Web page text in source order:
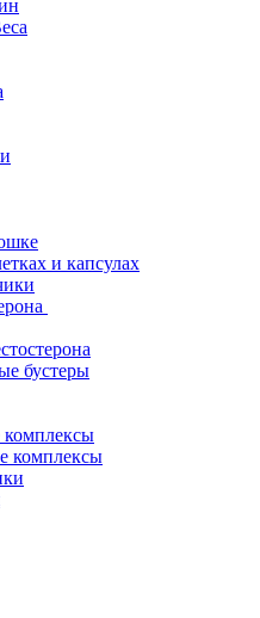
и капсулах
бустеры
комплексы